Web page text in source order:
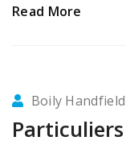
Read More
Boily Handfield
Particuliers